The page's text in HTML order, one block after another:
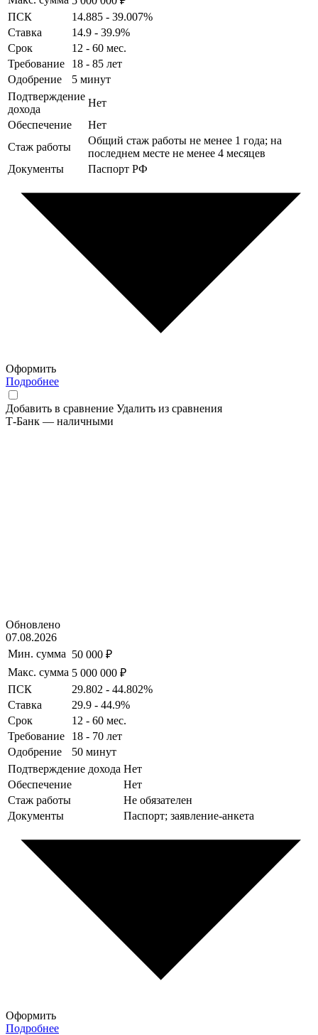
ПСК
14.885 - 39.007%
Ставка
14.9 - 39.9%
Срок
12 - 60 мес.
Требование
18 - 85 лет
Одобрение
5 минут
Подтверждение
дохода
Нет
Обеспечение
Нет
Стаж работы
Общий стаж работы не менее 1 года; на
последнем месте не менее 4 месяцев
Документы
Паспорт РФ
Оформить
Подробнее
Добавить в сравнение Удалить из сравнения
Т-Банк — наличными
Обновлено
07.08.2026
Мин. сумма 50 000 ₽
Макс. сумма 5 000 000 ₽
ПСК
29.802 - 44.802%
Ставка
29.9 - 44.9%
Срок
12 - 60 мес.
Требование
18 - 70 лет
Одобрение
50 минут
Подтверждение дохода Нет
Обеспечение
Нет
Стаж работы
Не обязателен
Документы
Паспорт; заявление-анкета
Оформить
Подробнее